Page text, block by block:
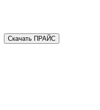
Скачать ПРАЙС